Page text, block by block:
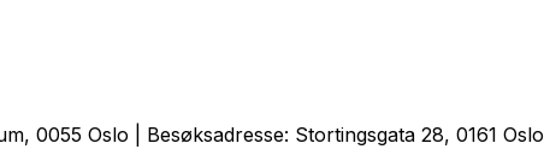
0055 Oslo | Besøksadresse: Stortingsgata 28, 0161 Oslo